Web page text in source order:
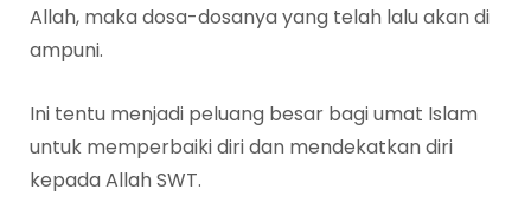
Allah, maka dosa-dosanya yang telah lalu akan di
ampuni.
Ini tentu menjadi peluang besar bagi umat Islam
untuk memperbaiki diri dan mendekatkan diri
kepada Allah SWT.